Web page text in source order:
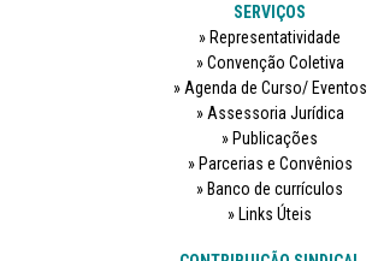
SERVIÇOS
Representatividade
Convenção Coletiva
Agenda de Curso/ Eventos
Assessoria Jurídica
Publicações
Parcerias e Convênios
Banco de currículos
Links Úteis